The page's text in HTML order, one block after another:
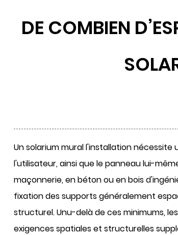
DE COMBIEN
Unsolarium murall'installation nécessite
l'utilisateur, ainsi que le panneau lui-
maçonnerie, en béton ou en bois
fixation des supports généralement
structurel. Unu-delà de ces minimums,
exigences spatiales et structurelles